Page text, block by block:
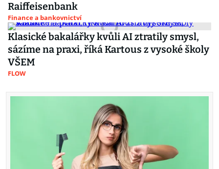
Raiffeisenbank
Finance a bankovnictví
Klasické bakalářky kvůli AI ztratily smysl,
sázíme na praxi, říká Kartous z vysoké školy
VŠEM
FLOW